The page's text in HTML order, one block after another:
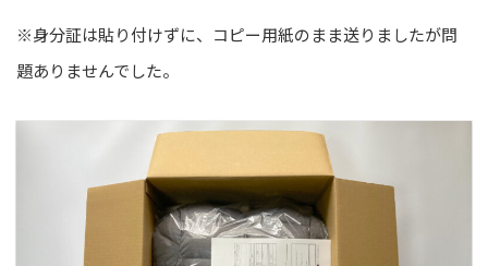
※身分証は貼り付けずに、コピー用紙のまま送りましたが問
題ありませんでした。